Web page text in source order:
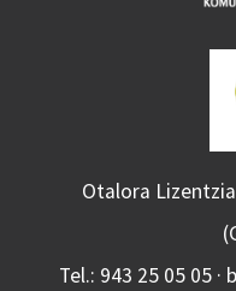
Otalora
Tel.: 943 25 05 05